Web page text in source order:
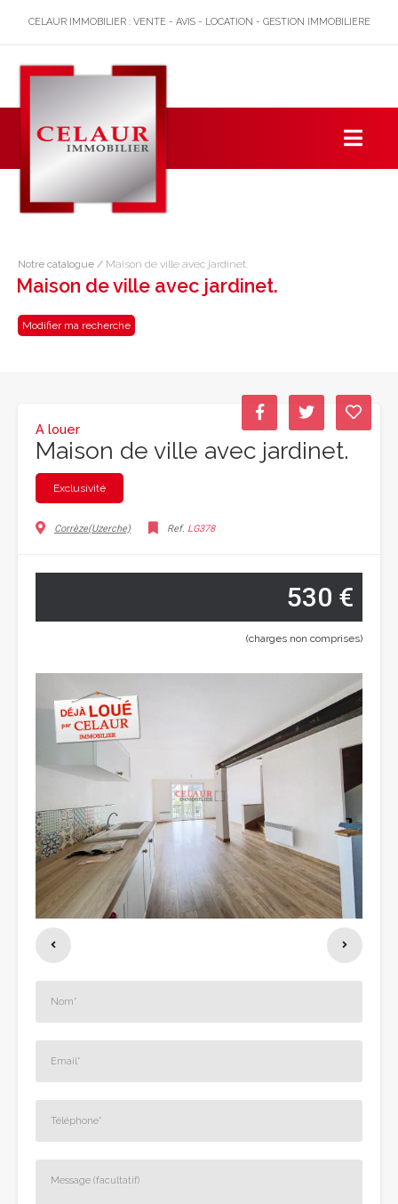
CELAUR IMMOBILIER : VENTE - AVIS - LOCATION - GESTION IMMOBILIERE
Notre catalogue / Maison de ville avec jardinet.
Maison de ville avec jardinet.
Modifier ma recherche
A louer
Maison de ville avec jardinet.
Exclusivité
Corrèze(Uzerche) Ref. LG378
530 €
(charges non comprises)